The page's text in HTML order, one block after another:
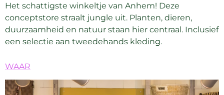
Het schattigste winkeltje van Anhem! Deze
conceptstore straalt jungle uit. Planten, dieren,
duurzaamheid en natuur staan hier centraal. Inclusief
een selectie aan tweedehands kleding.
WAAR